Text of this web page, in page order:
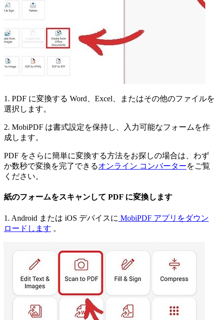
1. PDF に変換する Word、Excel、またはその他のファイルを
選択します。
2. MobiPDF は書式設定を保持し、入力可能なフォームを作
成します。
PDF をさらに簡単に変換する方法をお探しの場合は、わず
か数秒で変換を完了できるオンライン コンバーターをご覧
ください。
紙のフォームをスキャンして PDF に変換します
1. Android または iOS デバイスに MobiPDF アプリをダウン
ロードします 。